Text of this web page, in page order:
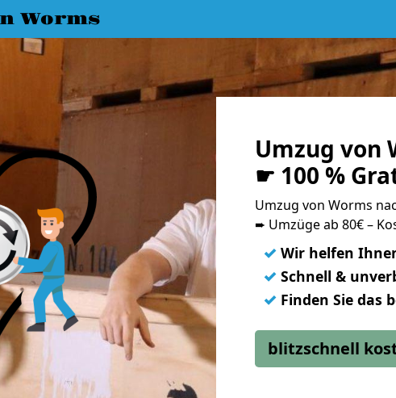
Worms
Umzug von
☛ 100 %
Umzug von Worms
➨ Umzüge ab 80€ –
✓ Wir helfen
✓ Schnell &
✓ Finden Sie das
blitzschnell